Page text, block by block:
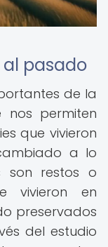
al pasado
de la
nos permiten
que vivieron
a lo
son restos o
vivieron en
preservados
del estudio